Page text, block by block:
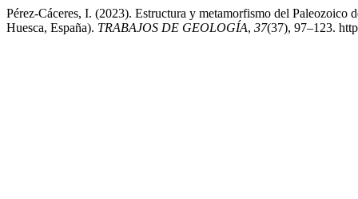
Pérez-Cáceres, I. (2023). Estructura y metamorfismo del
Huesca, España). TRABAJOS DE GEOLOGÍA, 37(37), 97–123.